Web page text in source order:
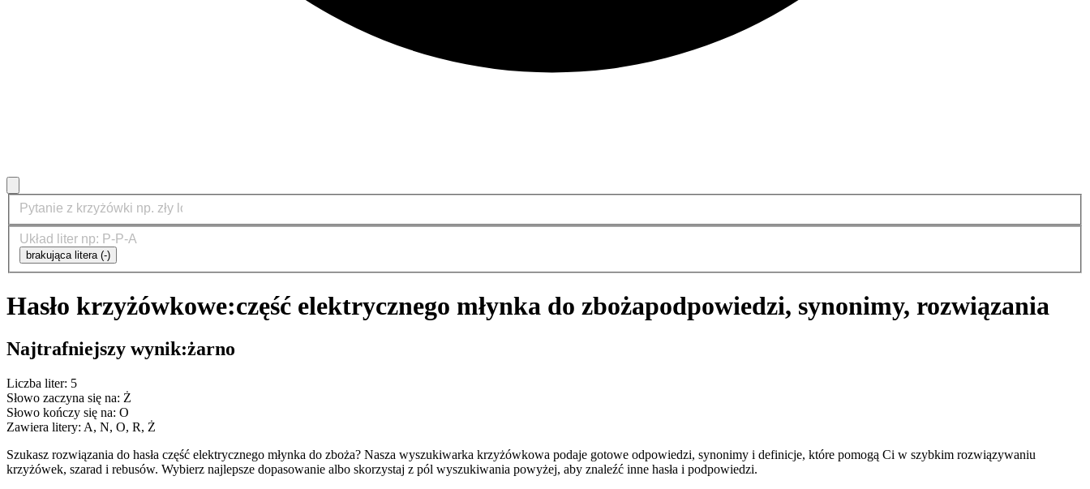
brakująca litera (-)
Hasło krzyżówkowe:część elektrycznego młynka do zbożapodpowiedzi, synonimy, rozwiązania
Najtrafniejszy wynik:żarno
Liczba liter: 5
Słowo zaczyna się na: Ż
Słowo kończy się na: O
Zawiera litery: A, N, O, R, Ż
Szukasz rozwiązania do hasła część elektrycznego młynka do zboża? Nasza wyszukiwarka krzyżówkowa podaje gotowe odpowiedzi, synonimy i definicje, które pomogą Ci w szybkim rozwiązywaniu
krzyżówek, szarad i rebusów. Wybierz najlepsze dopasowanie albo skorzystaj z pól wyszukiwania powyżej, aby znaleźć inne hasła i podpowiedzi.